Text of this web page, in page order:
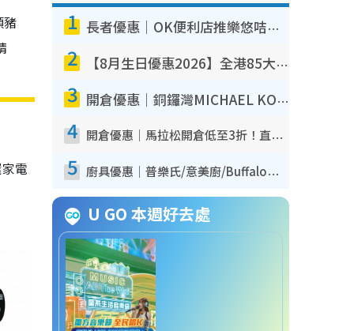
豬
電
1 長者優惠｜OK便利店推樂悠咭優惠！買麵包/牛奶/保健品拍卡即減
2 【8月生日優惠2026】全港85大食買玩著數攻略 自助餐/火鍋放題同行免費＋誠品/DONKI送現金券
3 開倉優惠｜銅鑼灣MICHAEL KORS開倉低至17折！直擊$500起買手袋/銀包/鞋款 必買經典Jet Set系列
4 開倉優惠｜馬拉松開倉低至3折！直擊$99起買adidas／New Balance／Puma鞋款 STANLEY保溫杯劈價至$119起
5 廚具優惠｜普樂氏/意美廚/Buffalo廚具低至3折！$89起買煎鍋／炒鑊／個人鍋 同場小家電激減至$99起
U GO 本週好去處